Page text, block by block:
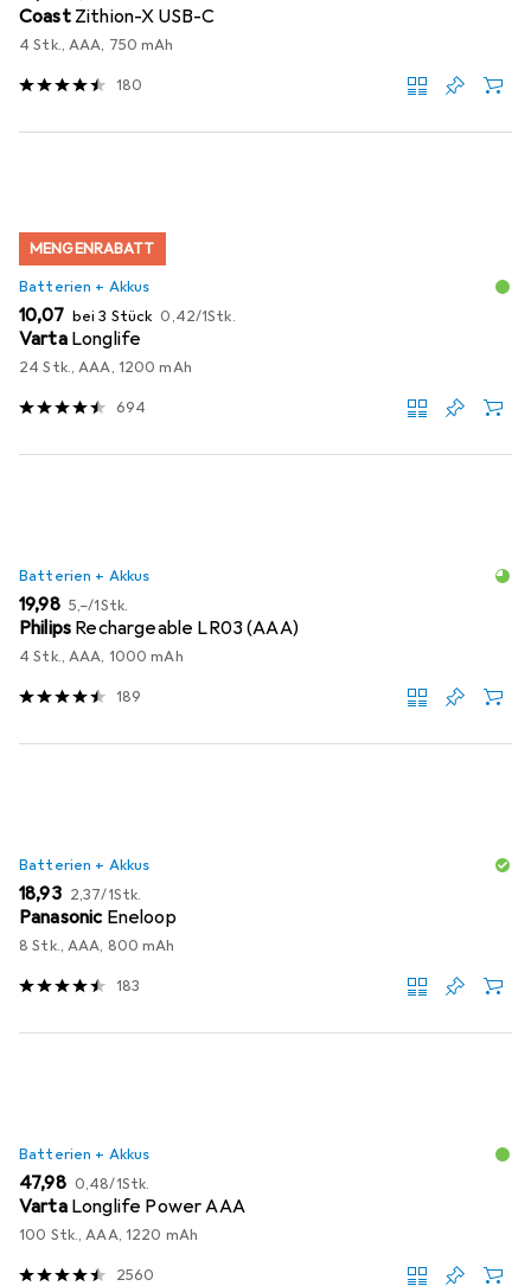
Coast Zithion-X USB-C
4 Stk., AAA, 750 mAh
180
MENGENRABATT
Batterien + Akkus
EUR
10,07 bei 3 Stück EUR
0,42/1Stk.
Varta Longlife
24 Stk., AAA, 1200 mAh
694
Batterien + Akkus
EUR
19,98 EUR
5,–/1Stk.
Philips Rechargeable LR03 (AAA)
4 Stk., AAA, 1000 mAh
189
Batterien + Akkus
EUR
18,93 EUR
2,37/1Stk.
Panasonic Eneloop
8 Stk., AAA, 800 mAh
183
Batterien + Akkus
EUR
47,98 EUR
0,48/1Stk.
Varta Longlife Power AAA
100 Stk., AAA, 1220 mAh
2560